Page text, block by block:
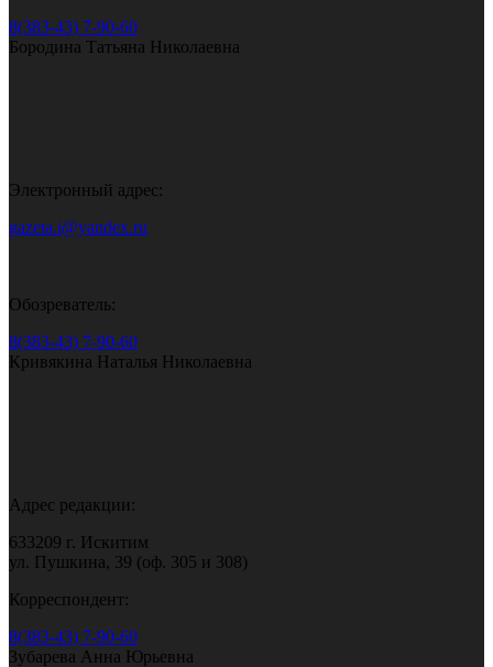
8(383-43) 7-90-60
Бородина Татьяна Николаевна
Электронный адрес:
gazeta.i@yandex.ru
Обозреватель:
8(383-43) 7-90-60
Кривякина Наталья Николаевна
Адрес редакции:
633209 г. Искитим
ул. Пушкина, 39 (оф. 305 и 308)
Корреспондент:
8(383-43) 7-90-60
Зубарева Анна Юрьевна